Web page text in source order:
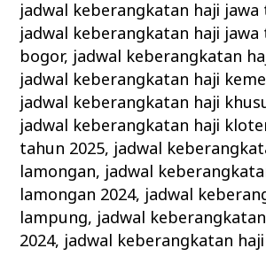
jadwal keberangkatan haji jawa
jadwal keberangkatan haji jawa
bogor, jadwal keberangkatan
jadwal keberangkatan haji
jadwal keberangkatan haji
jadwal keberangkatan haji
tahun 2025, jadwal
lamongan, jadwal
lamongan 2024, jadwal
lampung, jadwal
2024, jadwal keberangkatan